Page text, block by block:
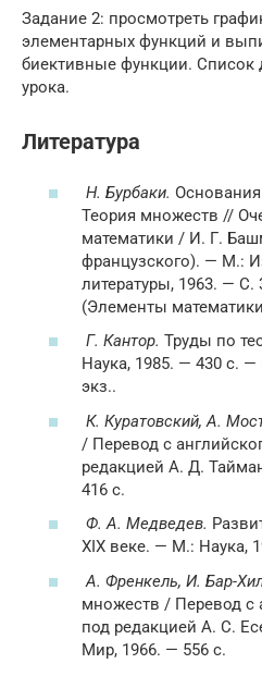
Задание 2: просмотреть
элементарных функций и
биективные функции. Список
урока.
Литература
Н. Бурбаки.
Теория множеств //
математики / И. Г.
французского). — М.:
литературы, 1963. —
(Элементы
Г. Кантор. Труды по
Наука, 1985. — 430 с.
экз..
К. Куратовский, А.
/ Перевод с
редакцией А. Д.
416 с.
Ф. А. Медведев.
XIX веке. — М.: Наука,
А. Френкель, И. Бар-
множеств / Перевод с
под редакцией А. С.
Мир, 1966. — 556 с.